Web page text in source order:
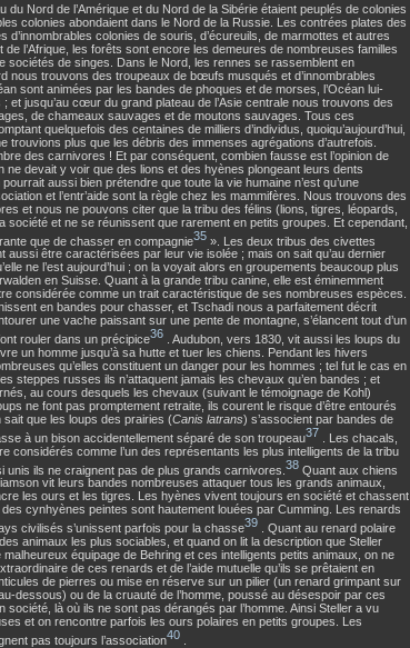
du Nord de l’Amérique et du Nord de la Sibérie étaient peuplés de colonies
colonies abondaient dans le Nord de la Russie. Les contrées plates des
colonies de souris, d’écureuils, de marmottes et autres
l’Afrique, les forêts sont encore les demeures de nombreuses familles
sociétés de singes. Dans le Nord, les rennes se rassemblent en
nous trouvons des troupeaux de bœufs musqués et d’innombrables
sont animées par les bandes de phoques et de morses, l’Océan lui-
et jusqu’au cœur du grand plateau de l’Asie centrale nous trouvons des
de chameaux sauvages et de moutons sauvages. Tous ces
quelquefois des centaines de milliers d’individus, quoiqu’aujourd’hui,
trouvions plus que les débris des immenses agrégations d’autrefois.
des carnivores ! Et par conséquent, combien fausse est l’opinion de
ne devait y voir que des lions et des hyènes plongeant leurs dents
aussi bien prétendre que toute la vie humaine n’est qu’une
et l’entr’aide sont la règle chez les mammifères. Nous trouvons des
et nous ne pouvons citer que la tribu des félins (lions, tigres, léopards,
société et ne se réunissent que rarement en petits groupes. Et cependant,
que de chasser en compagnie35 ». Les deux tribus des civettes
aussi être caractérisées par leur vie isolée ; mais on sait qu’au dernier
ne l’est aujourd’hui ; on la voyait alors en groupements beaucoup plus
en Suisse. Quant à la grande tribu canine, elle est éminemment
considérée comme un trait caractéristique de ses nombreuses espèces.
en bandes pour chasser, et Tschadi nous a parfaitement décrit
une vache paissant sur une pente de montagne, s’élancent tout d’un
rouler dans un précipice36 . Audubon, vers 1830, vit aussi les loups du
un homme jusqu’à sa hutte et tuer les chiens. Pendant les hivers
qu’elles constituent un danger pour les hommes ; tel fut le cas en
steppes russes ils n’attaquent jamais les chevaux qu’en bandes ; et
au cours desquels les chevaux (suivant le témoignage de Kohl)
ne font pas promptement retraite, ils courent le risque d’être entourés
que les loups des prairies (Canis latrans) s’associent par bandes de
à un bison accidentellement séparé de son troupeau37 . Les chacals,
considérés comme l’un des représentants les plus intelligents de la tribu
ils ne craignent pas de plus grands carnivores. 38 Quant aux chiens
vit leurs bandes nombreuses attaquer tous les grands animaux,
les ours et les tigres. Les hyènes vivent toujours en société et chassent
cynhyènes peintes sont hautement louées par Cumming. Les renards
civilisés s’unissent parfois pour la chasse39 . Quant au renard polaire
animaux les plus sociables, et quand on lit la description que Steller
équipage de Behring et ces intelligents petits animaux, on ne
de ces renards et de l’aide mutuelle qu’ils se prêtaient en
de pierres ou mise en réserve sur un pilier (un renard grimpant sur
dessous) ou de la cruauté de l’homme, poussé au désespoir par ces
là où ils ne sont pas dérangés par l’homme. Ainsi Steller a vu
et on rencontre parfois les ours polaires en petits groupes. Les
pas toujours l’association40